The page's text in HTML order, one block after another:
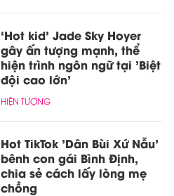
‘Hot kid’ Jade Sky Hoyer
gây ấn tượng mạnh, thể
hiện trình ngôn ngữ tại 'Biệt
đội cao lớn'
HIỆN TƯỢNG
Hot TikTok 'Dân Bùi Xứ Nẫu'
bênh con gái Bình Định,
chia sẻ cách lấy lòng mẹ
chồng